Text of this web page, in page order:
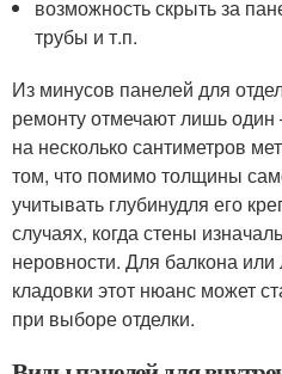
возможность скрыть за
трубы и т.п.
Из минусов панелей для
ремонту отмечают лишь
на несколько сантиметров
том, что помимо толщины
учитывать глубинудля его
случаях, когда стены
неровности. Для балкона
кладовки этот нюанс может
при выборе отделки.